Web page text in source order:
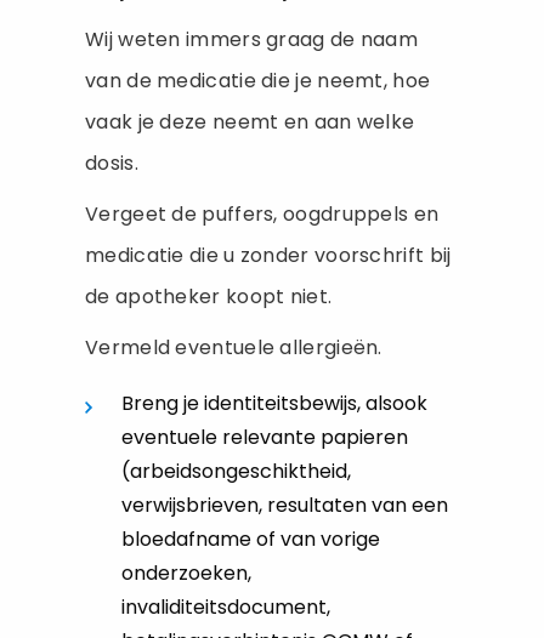
Wij weten immers graag de naam
van de medicatie die je neemt, hoe
vaak je deze neemt en aan welke
dosis.
Vergeet de puffers, oogdruppels en
medicatie die u zonder voorschrift bij
de apotheker koopt niet.
Vermeld eventuele allergieën.
Breng je identiteitsbewijs, alsook
eventuele relevante papieren
(arbeidsongeschiktheid,
verwijsbrieven, resultaten van een
bloedafname of van vorige
onderzoeken,
invaliditeitsdocument,